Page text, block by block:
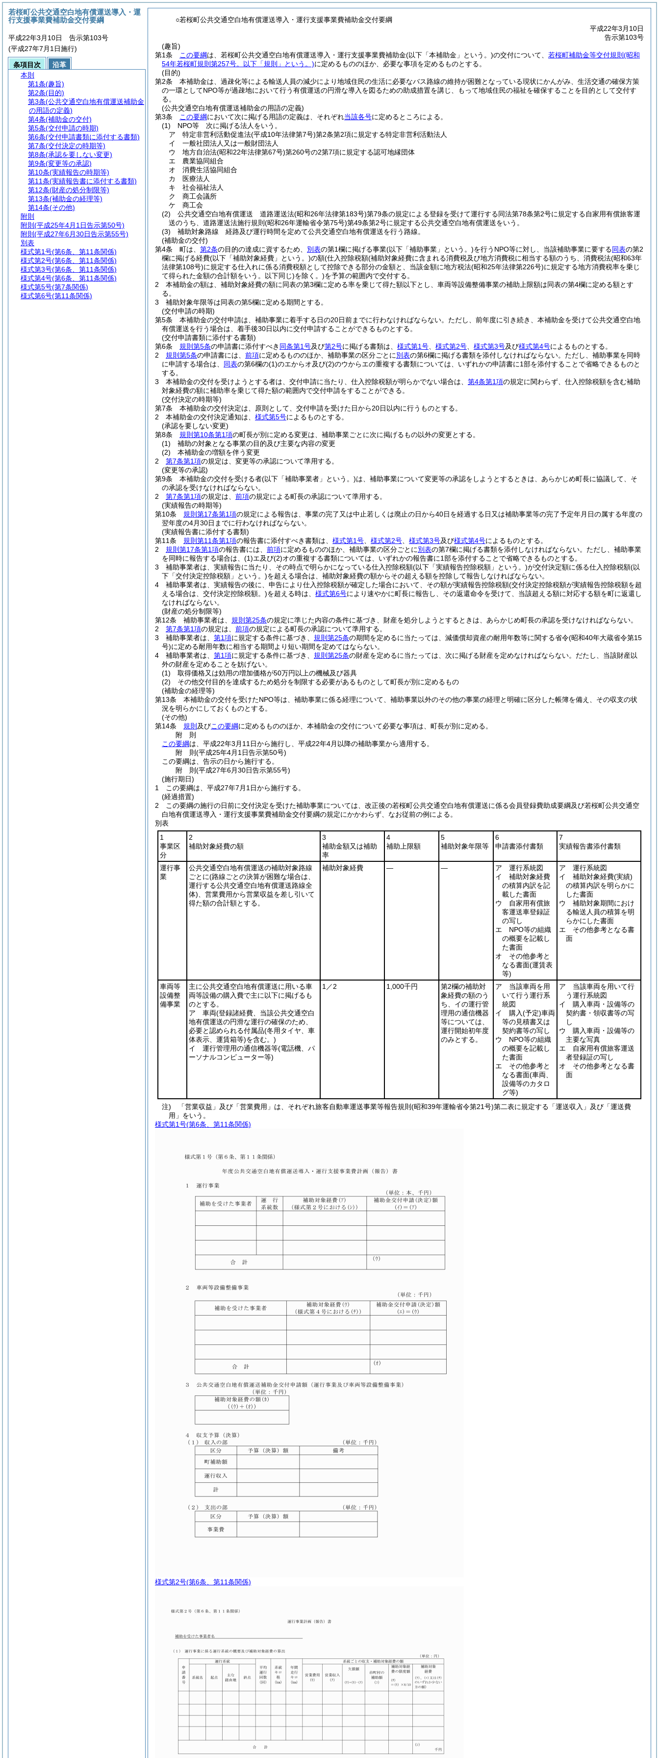
○若桜町公共交通空白地有償運送導入・運行支援事業費補助金交付要綱
平成22年3月10日
告示第103号
(趣旨)
第1条
この要綱は、若桜町公共交通空白地有償運送導入・運行支援事業費補助金(以下「本補助金」という。)の交付について、 若桜町補助金等交付規則 (昭和
54年若桜町規則第257号。以下「規則」という。)に定めるもののほか、必要な事項を定めるものとする。
(目的)
第2条
本補助金は、過疎化等による輸送人員の減少により地域住民の生活に必要なバス路線の維持が困難となっている現状にかんがみ、生活交通の確保方策
の一環としてNPO等が過疎地において行う有償運送の円滑な導入を図るための助成措置を講じ、もって地域住民の福祉を確保することを目的として交付す
る。
(公共交通空白地有償運送補助金の用語の定義)
第3条
この要綱において次に掲げる用語の定義は、それぞれ当該各号に定めるところによる。
(1)
NPO等 次に掲げる法人をいう。
ア
特定非営利活動促進法(平成10年法律第7号)第2条第2項に規定する特定非営利活動法人
イ
一般社団法人又は一般財団法人
ウ
地方自治法(昭和22年法律第67号)第260号の2第7項に規定する認可地縁団体
エ
農業協同組合
オ
消費生活協同組合
カ
医療法人
キ
社会福祉法人
ク
商工会議所
ケ
商工会
(2)
公共交通空白地有償運送 道路運送法(昭和26年法律第183号)第79条の規定による登録を受けて運行する同法第78条第2号に規定する自家用有償旅客運
送のうち、道路運送法施行規則 (昭和26年運輸省令第75号)第49条第2号に規定する公共交通空白地有償運送をいう。
(3)
補助対象路線 経路及び運行時間を定めて公共交通空白地有償運送を行う路線。
(補助金の交付)
第4条
町は、 第2条の目的の達成に資するため、 別表の第1欄に掲げる事業(以下「補助事業」という。)を行うNPO等に対し、当該補助事業に要する同表の第2
欄に掲げる経費(以下「補助対象経費」という。)の額(仕入控除税額(補助対象経費に含まれる消費税及び地方消費税に相当する額のうち、消費税法(昭和63年
法律第108号)に規定する仕入れに係る消費税額として控除できる部分の金額と、当該金額に地方税法(昭和25年法律第226号)に規定する地方消費税率を乗じ
て得られた金額の合計額をいう。以下同じ)を除く。)を予算の範囲内で交付する。
2
本補助金の額は、補助対象経費の額に同表の第3欄に定める率を乗じて得た額以下とし、車両等設備整備事業の補助上限額は同表の第4欄に定める額とす
る。
3
補助対象年限等は同表の第5欄に定める期間とする。
(交付申請の時期)
第5条
本補助金の交付申請は、補助事業に着手する日の20日前までに行わなければならない。 ただし、前年度に引き続き、本補助金を受けて公共交通空白地
有償運送を行う場合は、着手後30日以内に交付申請することができるものとする。
(交付申請書類に添付する書類)
第6条
規則第5条の申請書に添付すべき 同条第1号及び第2号に掲げる書類は、 様式第1号 様式第2号 様式第3号及び様式第4号によるものとする。
2
規則第5条の申請書には、 前項に定めるもののほか、補助事業の区分ごとに別表の第6欄に掲げる書類を添付しなければならない。 ただし、補助事業を同時
に申請する場合は、 同表の第6欄の(1)のエからオ及び(2)のウからエの重複する書類については、いずれかの申請書に1部を添付することで省略できるものと
する。
3
本補助金の交付を受けようとする者は、交付申請に当たり、仕入控除税額が明らかでない場合は、 第4条第1項の規定に関わらず、仕入控除税額を含む補助
対象経費の額に補助率を乗じて得た額の範囲内で交付申請をすることができる。
(交付決定の時期等)
第7条
本補助金の交付決定は、原則として、交付申請を受けた日から20日以内に行うものとする。
2
本補助金の交付決定通知は、 様式第5号によるものとする。
(承認を要しない変更)
第8条
規則第10条第1項の町長が別に定める変更は、補助事業ごとに次に掲げるもの以外の変更とする。
(1)
補助の対象となる事業の目的及び主要な内容の変更
(2)
本補助金の増額を伴う変更
2
第7条第1項の規定は、変更等の承認について準用する。
(変更等の承認)
第9条
本補助金の交付を受ける者(以下「補助事業者」という。)は、補助事業について変更等の承認をしようとするときは、あらかじめ町長に協議して、そ
の承認を受けなければならない。
2
第7条第1項の規定は、 前項の規定による町長の承認について準用する。
(実績報告の時期等)
第10条
規則第17条第1項の規定による報告は、事業の完了又は中止若しくは廃止の日から40日を経過する日又は補助事業等の完了予定年月日の属する年度の
翌年度の4月30日までに行わなければならない。
(実績報告書に添付する書類)
第11条
規則第11条第1項の報告書に添付すべき書類は、 様式第1号 様式第2号 様式第3号及び様式第4号によるものとする。
2
規則第17条第1項の報告書には、 前項に定めるもののほか、補助事業の区分ごとに別表の第7欄に掲げる書類を添付しなければならない。 ただし、補助事業
を同時に報告する場合は、 (1)エ及び(2)オの重複する書類については、いずれかの報告書に1部を添付することで省略できるものとする。
3
補助事業者は、実績報告に当たり、その時点で明らかになっている仕入控除税額(以下「実績報告控除税額」という。)が交付決定額に係る仕入控除税額(以
下「交付決定控除税額」という。)を超える場合は、補助対象経費の額からその超える額を控除して報告しなければならない。
4
補助事業者は、実績報告の後に、申告により仕入控除税額が確定した場合において、その額が実績報告控除税額(交付決定控除税額が実績報告控除税額を超
える場合は、交付決定控除税額。)を超える時は、 様式第6号により速やかに町長に報告し、その返還命令を受けて、当該超える額に対応する額を町に返還し
なければならない。
(財産の処分制限等)
第12条
補助事業者は、 規則第25条の規定に準じた内容の条件に基づき、財産を処分しようとするときは、あらかじめ町長の承認を受けなければならない。
2
第7条第1項の規定は、 前項の規定による町長の承認について準用する。
3
補助事業者は、 第1項に規定する条件に基づき、 規則第25条の期間を定めるに当たっては、減価償却資産の耐用年数等に関する省令(昭和40年大蔵省令第15
号)に定める耐用年数に相当する期間より短い期間を定めてはならない。
4
補助事業者は、 第1項に規定する条件に基づき、 規則第25条の財産を定めるに当たっては、次に掲げる財産を定めなければならない。 だたし、当該財産以
外の財産を定めることを妨げない。
(1)
取得価格又は効用の増加価格が50万円以上の機械及び器具
(2)
その他交付目的を達成するため処分を制限する必要があるものとして町長が別に定めるもの
(補助金の経理等)
第13条
本補助金の交付を受けたNPO等は、補助事業に係る経理について、補助事業以外のその他の事業の経理と明確に区分した帳簿を備え、その収支の状
況を明らかにしておくものとする。
(その他)
第14条
規則 及びこの要綱に定めるもののほか、本補助金の交付について必要な事項は、町長が別に定める。
附 則
この要綱は、平成22年3月11日から施行し、平成22年4月以降の補助事業から適用する。
附 則(平成25年4月1日告示第50号)
この要綱は、告示の日から施行する。
附 則(平成27年6月30日告示第55号)
(施行期日)
1
この要綱は、平成27年7月1日から施行する。
(経過措置)
2
この要綱の施行の日前に交付決定を受けた補助事業については、改正後の若桜町公共交通空白地有償運送に係る会員登録費助成要綱及び若桜町公共交通空
白地有償運送導入・運行支援事業費補助金交付要綱の規定にかかわらず、なお従前の例による。
別表
1
事業区
分
2
補助対象経費の額
3
補助金額又は補助
率
4
補助上限額
5
補助対象年限等
6
申請書添付書類
7
実績報告書添付書類
運行事
業
公共交通空白地有償運送の補助対象路線
ごとに(路線ごとの決算が困難な場合は、
運行する公共交通空白地有償運送路線全
体) 、営業費用から営業収益を差し引いて
得た額の合計額とする。
補助対象経費 ― ―
ア 運行系統図
イ 補助対象経費
の積算内訳を記
載した書面
ウ 自家用有償旅
客運送車登録証
の写し
エ NPO等の組織
の概要を記載し
た書面
オ その他参考と
なる書面(運賃表
等)
ア 運行系統図
イ 補助対象経費(実績)
の積算内訳を明らかに
した書面
ウ 補助対象期間におけ
る輸送人員の積算を明
らかにした書面
エ その他参考となる書
面
車両等
設備整
備事業
主に公共交通空白地有償運送に用いる車
両等設備の購入費で主に以下に掲げるも
のとする。
ア 車両(登録諸経費、当該公共交通空白
地有償運送の円滑な運行の確保のため、
必要と認められる付属品(冬用タイヤ、車
体表示、運賃箱等)を含む。)
イ 運行管理用の通信機器等(電話機、パ
ーソナルコンピューター等)
1／2 1,000千円
第2欄の補助対
象経費の額のう
ち、イの運行管
理用の通信機器
等については、
運行開始初年度
のみとする。
ア 当該車両を用
いて行う運行系
統図
イ 購入(予定)車両
等の見積書又は
契約書等の写し
ウ NPO等の組織
の概要を記載し
た書面
エ その他参考と
なる書面(車両、
設備等のカタロ
グ等)
ア 当該車両を用いて行
う運行系統図
イ 購入車両・設備等の
契約書・領収書等の写
し
ウ 購入車両・設備等の
主要な写真
エ 自家用有償旅客運送
者登録証の写し
オ その他参考となる書
面
注) 「営業収益」及び「営業費用」は、それぞれ旅客自動車運送事業等報告規則(昭和39年運輸省令第21号)第二表に規定する「運送収入」及び「運送費
用」をいう。
様式第1号(第6条、第11条関係)
様式第2号(第6条、第11条関係)
若桜町公共交通空白地有償運送導入・運
行支援事業費補助金交付要綱
平成22年3月10日 告示第103号
(平成27年7月1日施行)
条項目次
沿革
本則
第1条(趣旨)
第2条(目的)
第3条(公共交通空白地有償運送補助金
の用語の定義)
第4条(補助金の交付)
第5条(交付申請の時期)
第6条(交付申請書類に添付する書類)
第7条(交付決定の時期等)
第8条(承認を要しない変更)
第9条(変更等の承認)
第10条(実績報告の時期等)
第11条(実績報告書に添付する書類)
第12条(財産の処分制限等)
第13条(補助金の経理等)
第14条(その他)
附則
附則 (平成25年4月1日告示第50号)
附則 (平成27年6月30日告示第55号)
別表
様式第1号(第6条、第11条関係)
様式第2号(第6条、第11条関係)
様式第3号(第6条、第11条関係)
様式第4号(第6条、第11条関係)
様式第5号(第7条関係)
様式第6号(第11条関係)